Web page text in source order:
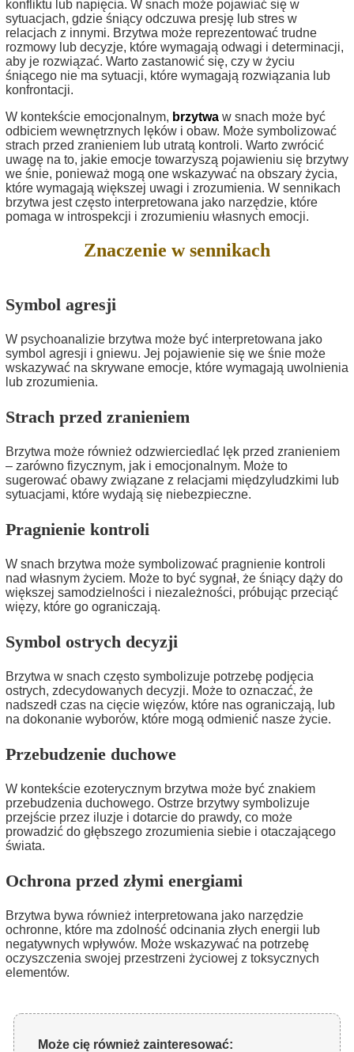
konfliktu lub napięcia. W snach może pojawiać się w
sytuacjach, gdzie śniący odczuwa presję lub stres w
relacjach z innymi. Brzytwa może reprezentować trudne
rozmowy lub decyzje, które wymagają odwagi i determinacji,
aby je rozwiązać. Warto zastanowić się, czy w życiu
śniącego nie ma sytuacji, które wymagają rozwiązania lub
konfrontacji.
W kontekście emocjonalnym, brzytwa w snach może być
odbiciem wewnętrznych lęków i obaw. Może symbolizować
strach przed zranieniem lub utratą kontroli. Warto zwrócić
uwagę na to, jakie emocje towarzyszą pojawieniu się brzytwy
we śnie, ponieważ mogą one wskazywać na obszary życia,
które wymagają większej uwagi i zrozumienia. W sennikach
brzytwa jest często interpretowana jako narzędzie, które
pomaga w introspekcji i zrozumieniu własnych emocji.
Znaczenie w sennikach
Symbol agresji
W psychoanalizie brzytwa może być interpretowana jako
symbol agresji i gniewu. Jej pojawienie się we śnie może
wskazywać na skrywane emocje, które wymagają uwolnienia
lub zrozumienia.
Strach przed zranieniem
Brzytwa może również odzwierciedlać lęk przed zranieniem
– zarówno fizycznym, jak i emocjonalnym. Może to
sugerować obawy związane z relacjami międzyludzkimi lub
sytuacjami, które wydają się niebezpieczne.
Pragnienie kontroli
W snach brzytwa może symbolizować pragnienie kontroli
nad własnym życiem. Może to być sygnał, że śniący dąży do
większej samodzielności i niezależności, próbując przeciąć
więzy, które go ograniczają.
Symbol ostrych decyzji
Brzytwa w snach często symbolizuje potrzebę podjęcia
ostrych, zdecydowanych decyzji. Może to oznaczać, że
nadszedł czas na cięcie więzów, które nas ograniczają, lub
na dokonanie wyborów, które mogą odmienić nasze życie.
Przebudzenie duchowe
W kontekście ezoterycznym brzytwa może być znakiem
przebudzenia duchowego. Ostrze brzytwy symbolizuje
przejście przez iluzje i dotarcie do prawdy, co może
prowadzić do głębszego zrozumienia siebie i otaczającego
świata.
Ochrona przed złymi energiami
Brzytwa bywa również interpretowana jako narzędzie
ochronne, które ma zdolność odcinania złych energii lub
negatywnych wpływów. Może wskazywać na potrzebę
oczyszczenia swojej przestrzeni życiowej z toksycznych
elementów.
Może cię również zainteresować: